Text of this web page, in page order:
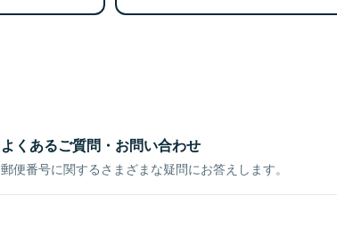
よくあるご質問・お問い合わせ
郵便番号に関するさまざまな疑問にお答えします。